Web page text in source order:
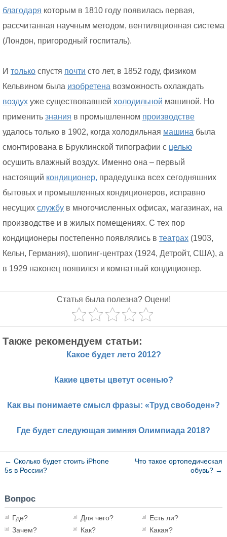
благодаря которым в 1810 году появилась первая,
рассчитанная научным методом, вентиляционная система
(Лондон, пригородный госпиталь).
И только спустя почти сто лет, в 1852 году, физиком
Кельвином была изобретена возможность охлаждать
воздух уже существовавшей холодильной машиной. Но
применить знания в промышленном производстве
удалось только в 1902, когда холодильная машина была
смонтирована в Бруклинской типографии с целью
осушить влажный воздух. Именно она – первый
настоящий кондиционер, прадедушка всех сегодняшних
бытовых и промышленных кондиционеров, исправно
несущих службу в многочисленных офисах, магазинах, на
производстве и в жилых помещениях. С тех пор
кондиционеры постепенно появлялись в театрах (1903,
Кельн, Германия), шопинг-центрах (1924, Детройт, США), а
в 1929 наконец появился и комнатный кондиционер.
Статья была полезна? Оцени!
Также рекомендуем статьи:
Какое будет лето 2012?
Какие цветы цветут осенью?
Как вы понимаете смысл фразы: «Труд свободен»?
Где будет следующая зимняя Олимпиада 2018?
← Сколько будет стоить iPhone
5s в России?
Что такое ортопедическая
обувь? →
Вопрос
Где? Для чего?
Есть ли?
Зачем?
Как?
Какая?